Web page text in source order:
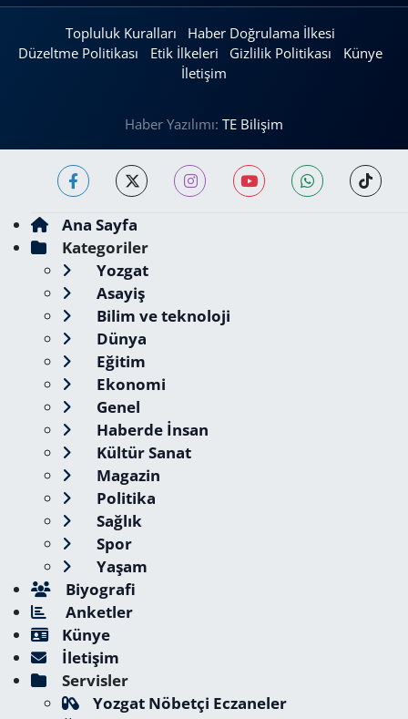
Topluluk Kuralları
Haber Doğrulama İlkesi
Düzeltme Politikası
Etik İlkeleri Gizlilik Politikası
Künye
İletişim
Haber Yazılımı: TE Bilişim
Ana Sayfa
Kategoriler
Yozgat
Asayiş
Bilim ve teknoloji
Dünya
Eğitim
Ekonomi
Genel
Haberde İnsan
Kültür Sanat
Magazin
Politika
Sağlık
Spor
Yaşam
Biyografi
Anketler
Künye
İletişim
Servisler
Yozgat Nöbetçi Eczaneler